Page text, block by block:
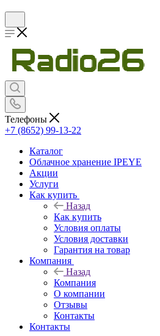
Телефоны
+7 (8652) 99-13-22
Каталог
Облачное хранение IPEYE
Акции
Услуги
Как купить
Назад
Как купить
Условия оплаты
Условия доставки
Гарантия на товар
Компания
Назад
Компания
О компании
Отзывы
Контакты
Контакты